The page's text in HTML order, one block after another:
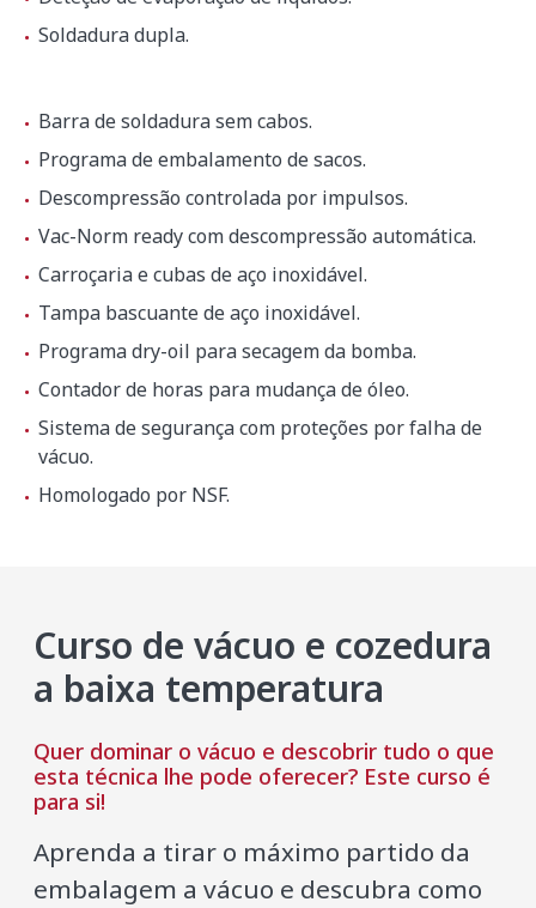
Soldadura dupla.
Barra de soldadura sem cabos.
Programa de embalamento de sacos.
Descompressão controlada por impulsos.
Vac-Norm ready com descompressão automática.
Carroçaria e cubas de aço inoxidável.
Tampa bascuante de aço inoxidável.
Programa dry-oil para secagem da bomba.
Contador de horas para mudança de óleo.
Sistema de segurança com proteções por falha de
vácuo.
Homologado por NSF.
Curso de vácuo e cozedura
a baixa temperatura
Quer dominar o vácuo e descobrir tudo o que
esta técnica lhe pode oferecer? Este curso é
para si!
Aprenda a tirar o máximo partido da
embalagem a vácuo e descubra como